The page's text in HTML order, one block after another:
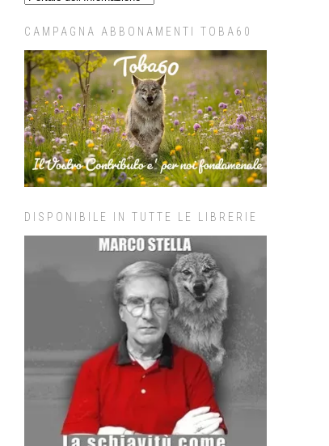
CAMPAGNA ABBONAMENTI TOBA60
DISPONIBILE IN TUTTE LE LIBRERIE